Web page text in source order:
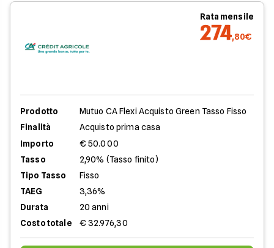
Rata mensile
274,80€
Prodotto
Mutuo CA Flexi Acquisto Green Tasso Fisso
Finalità
Acquisto prima casa
Importo
€ 50.000
Tasso
2,90% (Tasso finito)
Tipo Tasso
Fisso
TAEG
3,36%
Durata
20 anni
Costo totale
€ 32.976,30